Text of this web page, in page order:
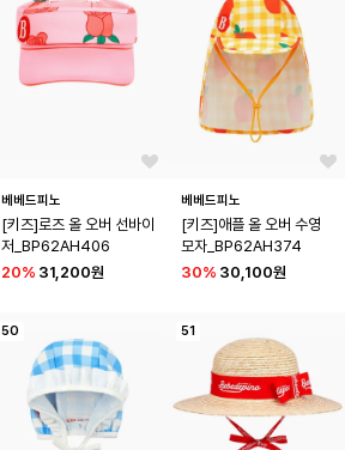
베베드피노
[키즈]로즈 올 오버 선바이
저_BP62AH406
20% 31,200원
베베드피노
[키즈]애플 올 오버 수영
모자_BP62AH374
30% 30,100원
50 51